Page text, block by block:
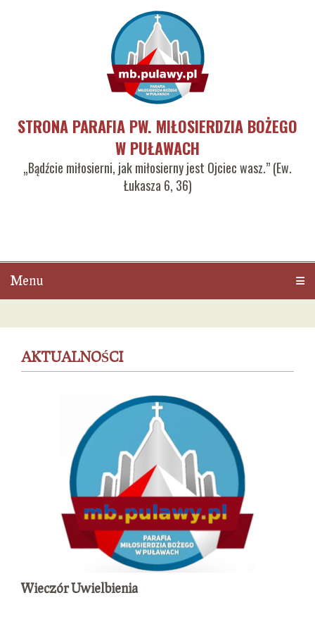
STRONA PARAFIA PW. MIŁOSIERDZIA BOŻEGO
W PUŁAWACH
„Bądźcie miłosierni, jak miłosierny jest Ojciec wasz.” (Ew.
Łukasza 6, 36)
Menu
AKTUALNOŚCI
Wieczór Uwielbienia